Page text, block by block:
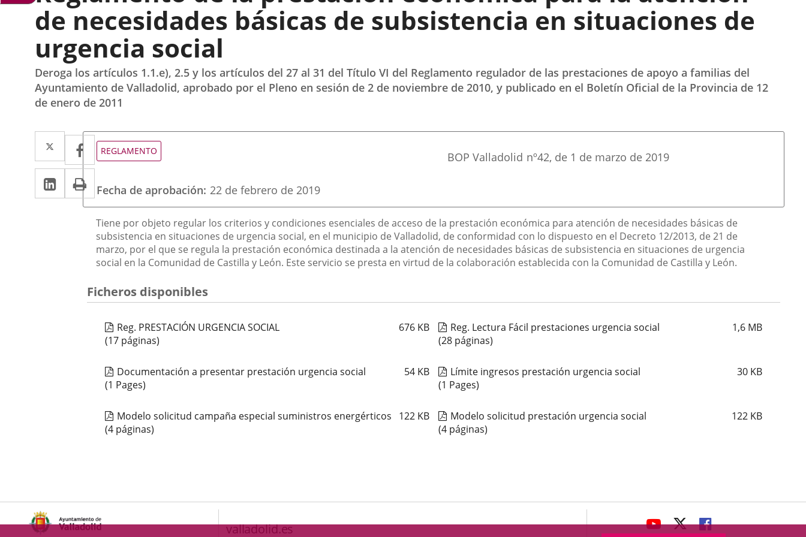
de necesidades básicas de subsistencia en situaciones de
urgencia social
Deroga los artículos 1.1.e), 2.5 y los artículos del 27 al 31 del Título VI del Reglamento regulador de las prestaciones de apoyo a familias del
Ayuntamiento de Valladolid, aprobado por el Pleno en sesión de 2 de noviembre de 2010, y publicado en el Boletín Oficial de la Provincia de 12
de enero de 2011
Twitter
Enlace
a
una
aplicación
externa.
Facebook
Enlace
a
una
aplicación
externa.
LinkedIn
Enlace
a
aplicación
externa.
Tipo
de
REGLAMENTO
boletin
BOP Valladolid nº42, de 1 de marzo de 2019
Fecha de aprobación 22 de febrero de 2019
Descripción
Tiene por objeto regular los criterios y condiciones esenciales de acceso de la prestación económica para atención de necesidades básicas de
subsistencia en situaciones de urgencia social, en el municipio de Valladolid, de conformidad con lo dispuesto en el Decreto 12/2013, de 21 de
marzo, por el que se regula la prestación económica destinada a la atención de necesidades básicas de subsistencia en situaciones de urgencia
social en la Comunidad de Castilla y León. Este servicio se presta en virtud de la colaboración establecida con la Comunidad de Castilla y León.
Ficheros disponibles
Reg. PRESTACIÓN URGENCIA SOCIAL 676 KB
(17 páginas)
Reg. Lectura Fácil prestaciones urgencia social 1,6 MB
(28 páginas)
Documentación a presentar prestación urgencia social 54 KB
(1 Pages)
Límite ingresos prestación urgencia social 30 KB
(1 Pages)
Modelo solicitud campaña especial suministros energérticos 122 KB
(4 páginas)
Modelo solicitud prestación urgencia social 122 KB
(4 páginas)
valladolid.es avaHeaderSocial
ENLACEENLACEENLACE